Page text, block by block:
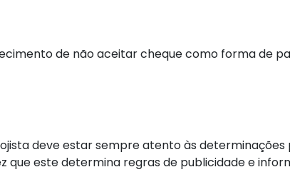
de não aceitar cheque como forma de
deve estar sempre atento às determinações
que este determina regras de publicidade e